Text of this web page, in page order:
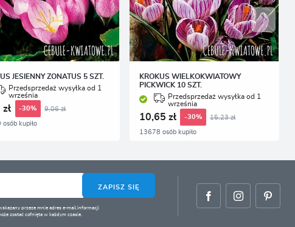
JESIENNY ZONATUS 5 SZT.
Przedsprzedaż wysyłka od 1
września
-30% 9,06 zł
kupiło
KROKUS WIELKOKWIATOWY
PICKWICK 10 SZT.
Przedsprzedaż wysyłka od 1
września
10,65 zł -30% 15,23 zł
13678 osób kupiło
ZAPISZ SIĘ
przeze mnie adres e-mail informacji
zostać cofnięta w każdym czasie.